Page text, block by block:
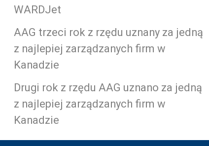
WARDJet
AAG trzeci rok z rzędu uznany za jedną
z najlepiej zarządzanych firm w
Kanadzie
Drugi rok z rzędu AAG uznano za jedną
z najlepiej zarządzanych firm w
Kanadzie